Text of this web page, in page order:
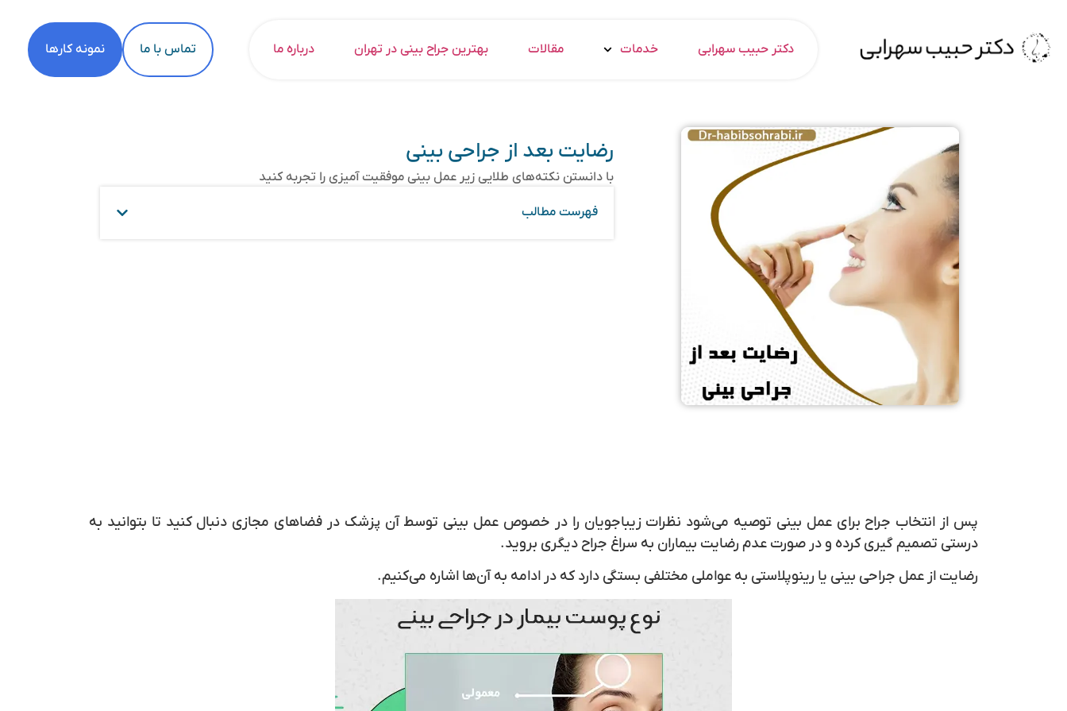
دکتر حبیب سهرابی خدمات مقالات بهترین جراح بینی در تهران درباره ما تماس با ما نمونه کارها
رضایت بعد از جراحی بینی
با دانستن نکته‌های طلایی زیر عمل بینی موفقیت آمیزی را تجربه کنید
فهرست مطالب
پس از انتخاب جراح برای عمل بینی توصیه می‌شود نظرات زیباجویان را در خصوص عمل بینی توسط آن پزشک در فضاهای مجازی دنبال کنید تا بتوانید به
درستی تصمیم گیری کرده و در صورت عدم رضایت بیماران به سراغ جراح دیگری بروید.
رضایت از عمل جراحی بینی یا رینوپلاستی به عواملی مختلفی بستگی دارد که در ادامه به آن‌ها اشاره می‌کنیم.